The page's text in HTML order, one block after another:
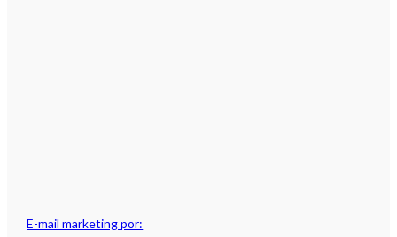
E-mail marketing por: